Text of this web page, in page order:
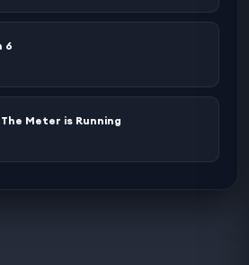
6
Meter is Running